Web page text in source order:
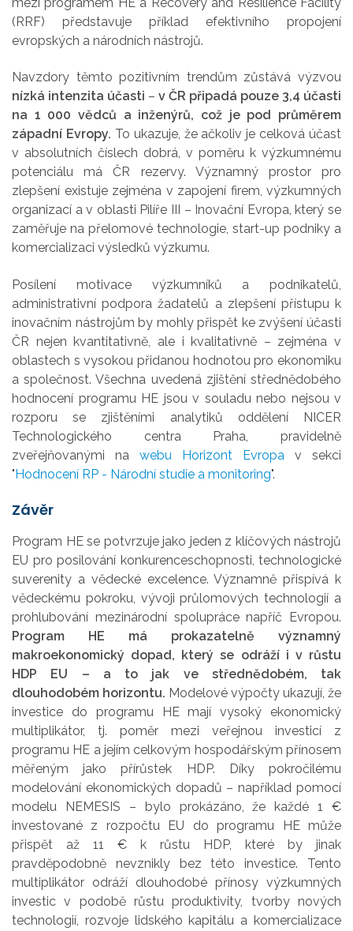
(RRF) představuje příklad efektivního propojení
evropských a národních nástrojů.
Navzdory těmto pozitivním trendům zůstává výzvou
nízká intenzita účasti – v ČR připadá pouze 3,4 účasti
na 1 000 vědců a inženýrů, což je pod průměrem
západní Evropy. To ukazuje, že ačkoliv je celková účast
v absolutních číslech dobrá, v poměru k výzkumnému
potenciálu má ČR rezervy. Významný prostor pro
zlepšení existuje zejména v zapojení firem, výzkumných
organizací a v oblasti Pilíře III – Inovační Evropa, který se
zaměřuje na přelomové technologie, start-up podniky a
komercializaci výsledků výzkumu.
Posílení motivace výzkumníků a podnikatelů,
administrativní podpora žadatelů a zlepšení přístupu k
inovačním nástrojům by mohly přispět ke zvýšení účasti
ČR nejen kvantitativně, ale i kvalitativně – zejména v
oblastech s vysokou přidanou hodnotou pro ekonomiku
a společnost. Všechna uvedená zjištění střednědobého
hodnocení programu HE jsou v souladu nebo nejsou v
rozporu se zjištěními analytiků oddělení NICER
Technologického centra Praha, pravidelně
zveřejňovanými na webu Horizont Evropa v sekci
"Hodnocení RP - Národní studie a monitoring".
Závěr
Program HE se potvrzuje jako jeden z klíčových nástrojů
EU pro posilování konkurenceschopnosti, technologické
suverenity a vědecké excelence. Významně přispívá k
vědeckému pokroku, vývoji průlomových technologií a
prohlubování mezinárodní spolupráce napříč Evropou.
Program HE má prokazatelně významný
makroekonomický dopad, který se odráží i v růstu
HDP EU – a to jak ve střednědobém, tak
dlouhodobém horizontu. Modelové výpočty ukazují, že
investice do programu HE mají vysoký ekonomický
multiplikátor, tj. poměr mezi veřejnou investicí z
programu HE a jejím celkovým hospodářským přínosem
měřeným jako přírůstek HDP. Díky pokročilému
modelování ekonomických dopadů – například pomocí
modelu NEMESIS – bylo prokázáno, že každé 1 €
investované z rozpočtu EU do programu HE může
přispět až 11 € k růstu HDP, které by jinak
pravděpodobně nevznikly bez této investice. Tento
multiplikátor odráží dlouhodobé přínosy výzkumných
investic v podobě růstu produktivity, tvorby nových
technologií, rozvoje lidského kapitálu a komercializace